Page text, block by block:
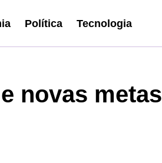
Política Tecnologia
novas metas